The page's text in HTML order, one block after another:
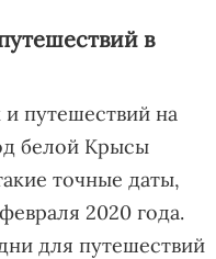
в
путешествий на
белой Крысы
точные даты,
февраля 2020 года.
для путешествий